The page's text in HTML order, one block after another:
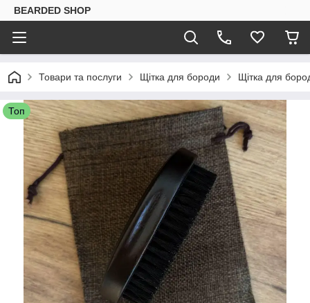
BEARDED SHOP
Товари та послуги Щітка для бороди Щітка для
Топ